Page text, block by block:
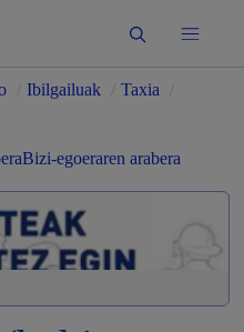
Bilatu
Ibilgailuak Taxia
Bizi-egoeraren arabera